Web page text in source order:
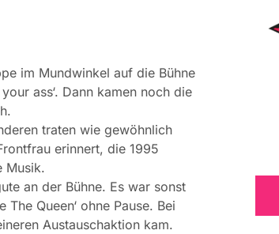
im Mundwinkel auf die Bühne
ass‘. Dann kamen noch die
traten wie gewöhnlich
erinnert, die 1995
Musik.
an der Bühne. Es war sonst
The Queen‘ ohne Pause. Bei
Austauschaktion kam.